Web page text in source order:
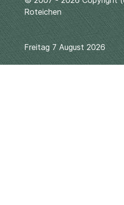
Roteichen
Freitag 7 August 2026